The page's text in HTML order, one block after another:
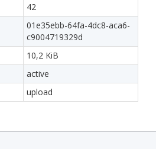
42
01e35ebb-64fa-4dc8-aca6-
c9004719329d
10,2 KiB
active
upload